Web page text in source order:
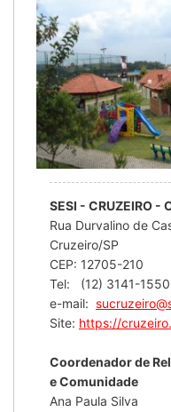
SESI - CRUZEIRO -
Rua Durvalino de
Cruzeiro/SP
CEP: 12705-210
Tel: (12) 3141-1550
e-mail:
Site: https://
Coordenador de
e Comunidade
Ana Paula Silva